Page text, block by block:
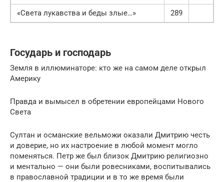
«Света лукавства и беды злые…» 289
Государь и господарь
Земля в иллюминаторе: кто же на самом деле открыл
Америку
Правда и вымысел в обретении европейцами Нового
Света
Султан и османские вельможи оказали Дмитрию честь
и доверие, но их настроение в любой момент могло
поменяться. Петр же был близок Дмитрию религиозно
и ментально — они были ровесниками, воспитывались
в православной традиции и в то же время были